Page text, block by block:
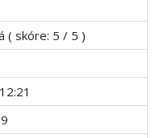
( skóre: 5 / 5 )